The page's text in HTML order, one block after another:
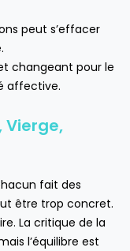
peut s’effacer
changeant pour le
affective.
Vierge,
fait des
être trop concret.
La critique de la
l’équilibre est